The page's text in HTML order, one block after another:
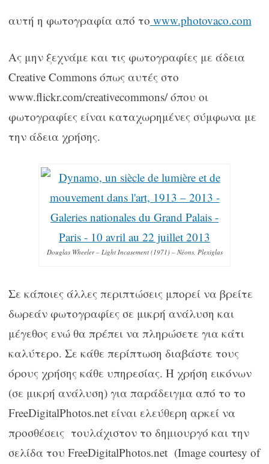
αυτή η φωτογραφία από το www.photovaco.com
Ας μην ξεχνάμε και τις φωτογραφίες με άδεια
Creative Commons όπως αυτές στο
www.flickr.com/creativecommons/ όπου οι
φωτογραφίες είναι καταχωρημένες σύμφωνα με
την άδεια χρήσης.
Douglas Wheeler – Light Incasement (1971) – Néons, Plexiglas
Σε κάποιες άλλες περιπτώσεις μπορεί να βρείτε
δωρεάν φωτογραφίες σε μικρή ανάλυση και
μέγεθος ενώ θα πρέπει να πληρώσετε για κάτι
καλύτερο. Σε κάθε περίπτωση διαβάστε τους
όρους χρήσης κάθε υπηρεσίας. Η χρήση εικόνων
(σε μικρή ανάλυση) για παράδειγμα από το το
FreeDigitalPhotos.net είναι ελεύθερη αρκεί να
προσθέσεις τουλάχιστον το δημιουργό και την
σελίδα του FreeDigitalPhotos.net (Image courtesy of